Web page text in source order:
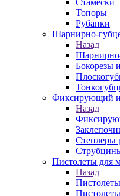
Стамески
Топоры
Рубанки
Шарнирно-
Назад
Бокорезы
Фиксирующий
Назад
Степлеры
Пистолеты для
Назад